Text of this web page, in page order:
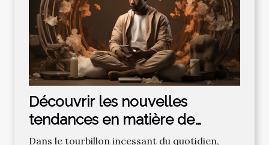
Découvrir les nouvelles
tendances en matière de
méditation pour améliorer le
Dans le tourbillon incessant du quotidien,